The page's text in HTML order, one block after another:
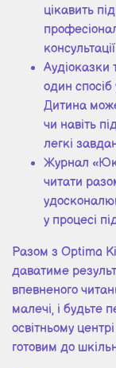
цікавить
один спосіб
Дитина
чи навіть
легкі
Журнал
читати
у процесі
Разом з Optima
даватиме
впевненого
малечі, і будьте
освітньому
готовим до